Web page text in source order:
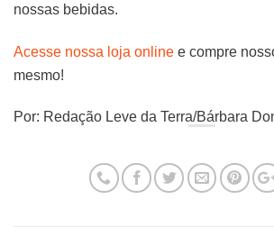
nossas bebidas.
Acesse nossa loja online e compre
mesmo!
Por: Redação Leve da Terra/Bárbara